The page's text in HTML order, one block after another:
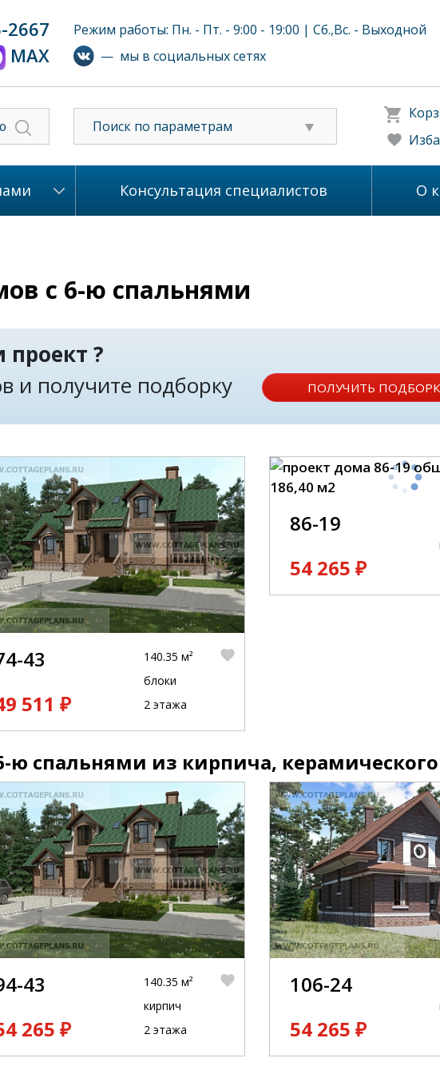
2667
MAX
Режим работы: Пн. - Пт. - 9:00 - 19:00 | Сб.,Вс. - Выходной
— мы в социальных сетях
Поиск по параметрам
Консультация специалистов О
с 6-ю спальнями
проект ?
и получите подборку
ПОЛУЧИТЬ
43
511 ₽
140.35 м²
блоки
2 этажа
86-19
54 265 ₽
ю спальнями из кирпича,
43
265 ₽
140.35 м²
кирпич
2 этажа
106-24
54 265 ₽